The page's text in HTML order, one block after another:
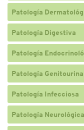
Patología
Patología Digestiva
Patología
Patología
Patología Infecciosa
Patología Neurológica